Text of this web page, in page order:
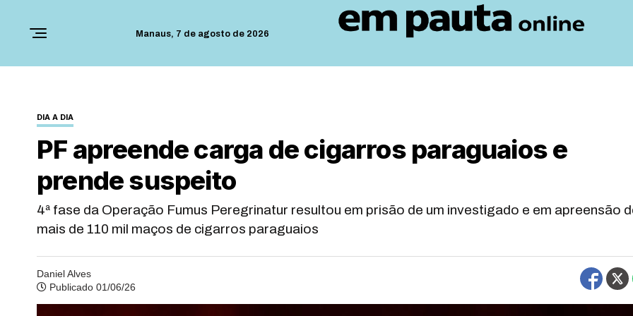
Manaus, 7 de agosto de 2026
DIA A DIA
PF apreende carga de cigarros paraguaios e
prende suspeito
4ª fase da Operação Fumus Peregrinatur resultou em prisão de um investigado e em apreensão
mais de 110 mil maços de cigarros paraguaios
Daniel Alves
Publicado 01/06/26